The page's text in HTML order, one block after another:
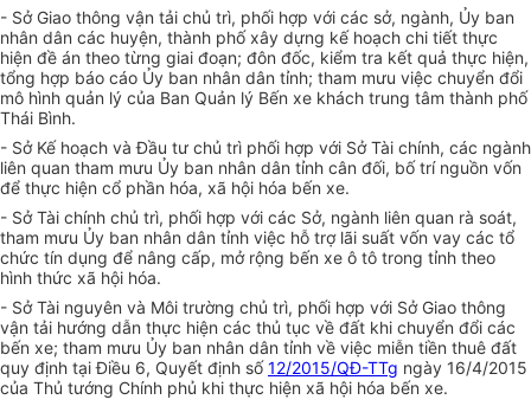
- Sở Giao thông vận tải chủ trì, phối hợp với các sở, ngành, Ủy ban
nhân dân các huyện, thành phố xây dựng kế hoạch chi tiết thực
hiện đề án theo từng giai đoạn; đôn đốc, kiểm tra kết quả thực hiện,
tổng hợp báo cáo Ủy ban nhân dân tỉnh; tham mưu việc chuyển đổi
mô hình quản lý của Ban Quản lý Bến xe khách trung tâm thành phố
Thái Bình.
- Sở Kế hoạch và Đầu tư chủ trì phối hợp với Sở Tài chính, các ngành
liên quan tham mưu Ủy ban nhân dân tỉnh cân đối, bố trí nguồn vốn
để thực hiện cổ phần hóa, xã hội hóa bến xe.
- Sở Tài chính chủ trì, phối hợp với các Sở, ngành liên quan rà soát,
tham mưu Ủy ban nhân dân tỉnh việc hỗ trợ lãi suất vốn vay các tổ
chức tín dụng để nâng cấp, mở rộng bến xe ô tô trong tỉnh theo
hình thức xã hội hóa.
- Sở Tài nguyên và Môi trường chủ trì, phối hợp với Sở Giao thông
vận tải hướng dẫn thực hiện các thủ tục về đất khi chuyển đổi các
bến xe; tham mưu Ủy ban nhân dân tỉnh về việc miễn tiền thuê đất
quy định tại Điều 6, Quyết định số12/2015/QĐ-TTg ngày 16/4/2015
của Thủ tướng Chính phủ khi thực hiện xã hội hóa bến xe.